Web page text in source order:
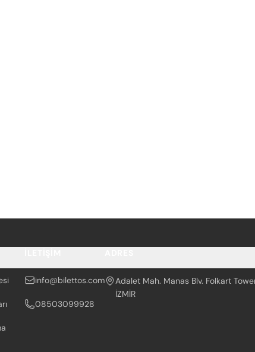
info@bilettos.com
08503099928
Adalet Mah. Manas Blv. Folkart
İZMİR